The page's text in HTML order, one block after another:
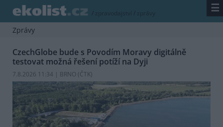
/ zpravodajství / zprávy ☰
Zprávy
CzechGlobe bude s Povodím Moravy digitálně
testovat možná řešení potíží na Dyji
7.8.2026 11:34 | BRNO (ČTK)